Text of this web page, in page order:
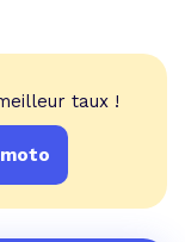
taux !